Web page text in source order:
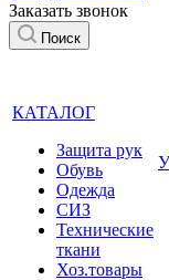
Заказать звонок
Поиск
КАТАЛОГ
Защита рук
Обувь
Одежда
СИЗ
Технические
ткани
Хоз.товары